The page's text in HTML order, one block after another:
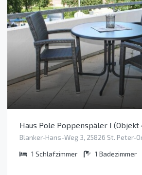
Haus Pole Poppenspäler I (Objekt
Blanker-Hans-Weg 3, 25826 St. Peter-
1 Schlafzimmer 1 Badezimmer